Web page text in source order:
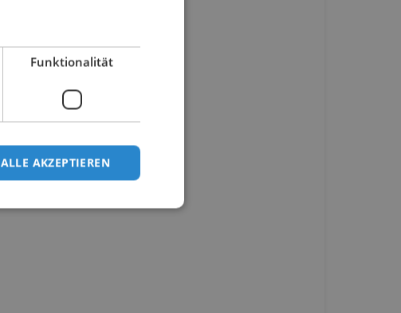
Funktionalität
ALLE AKZEPTIEREN